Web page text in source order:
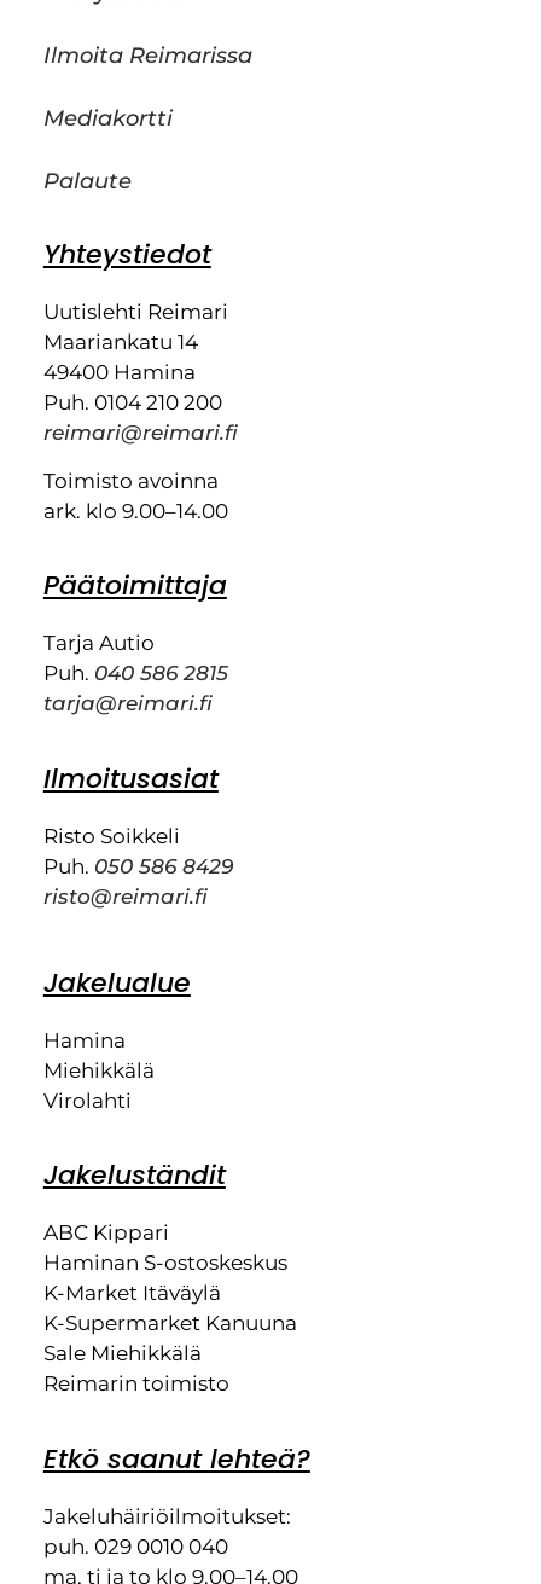
Ilmoita Reimarissa
Mediakortti
Palaute
Yhteystiedot
Uutislehti Reimari
Maariankatu 14
49400 Hamina
Puh. 0104 210 200
reimari@reimari.fi
Toimisto avoinna
ark. klo 9.00–14.00
Päätoimittaja
Tarja Autio
Puh. 040 586 2815
tarja@reimari.fi
Ilmoitusasiat
Risto Soikkeli
Puh. 050 586 8429
risto@reimari.fi
Jakelualue
Hamina
Miehikkälä
Virolahti
Jakeluständit
ABC Kippari
Haminan S-ostoskeskus
K-Market Itäväylä
K-Supermarket Kanuuna
Sale Miehikkälä
Reimarin toimisto
Etkö saanut lehteä?
Jakeluhäiriöilmoitukset:
puh. 029 0010 040
ma, ti ja to klo 9.00–14.00